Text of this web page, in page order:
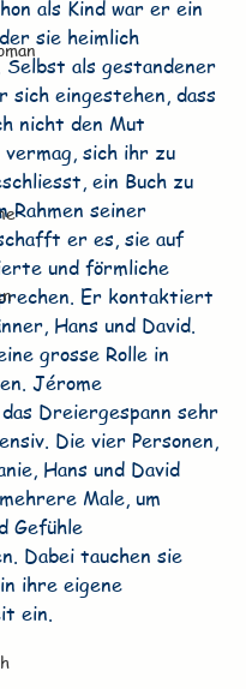
als Kind war er ein
sie heimlich
Selbst als gestandener
sich eingestehen, dass
nicht den Mut
sich ihr zu
ein Buch zu
Rahmen seiner
er es, sie auf
und förmliche
Er kontaktiert
Hans und David.
grosse Rolle in
Jérome
Dreiergespann sehr
Die vier Personen,
Hans und David
Male, um
Gefühle
Dabei tauchen sie
ihre eigene
ein.